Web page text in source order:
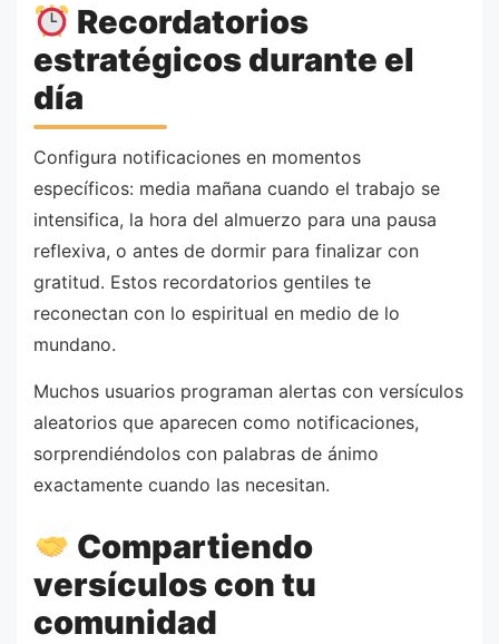
Recordatorios
estratégicos durante el
día
Configura notificaciones en momentos
específicos: media mañana cuando el trabajo se
intensifica, la hora del almuerzo para una pausa
reflexiva, o antes de dormir para finalizar con
gratitud. Estos recordatorios gentiles te
reconectan con lo espiritual en medio de lo
mundano.
Muchos usuarios programan alertas con versículos
aleatorios que aparecen como notificaciones,
sorprendiéndolos con palabras de ánimo
exactamente cuando las necesitan.
Compartiendo
versículos con tu
comunidad